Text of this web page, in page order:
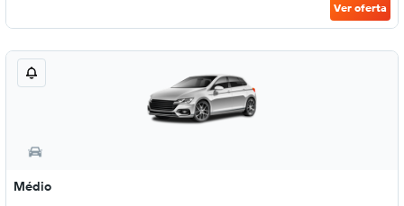
Ver oferta
Médio